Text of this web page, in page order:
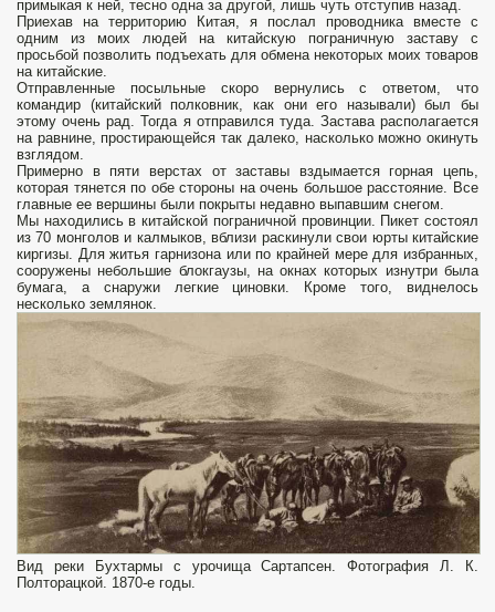
примыкая к ней, тесно одна за другой, лишь чуть отступив назад.
Приехав на территорию Китая, я послал проводника вместе с
одним из моих людей на китайскую пограничную заставу с
просьбой позволить подъехать для обмена некоторых моих товаров
на китайские.
Отправленные посыльные скоро вернулись с ответом, что
командир (китайский полковник, как они его называли) был бы
этому очень рад. Тогда я отправился туда. Застава располагается
на равнине, простирающейся так далеко, насколько можно окинуть
взглядом.
Примерно в пяти верстах от заставы вздымается горная цепь,
которая тянется по обе стороны на очень большое расстояние. Все
главные ее вершины были покрыты недавно выпавшим снегом.
Мы находились в китайской пограничной провинции. Пикет состоял
из 70 монголов и калмыков, вблизи раскинули свои юрты китайские
киргизы. Для житья гарнизона или по крайней мере для избранных,
сооружены небольшие блокгаузы, на окнах которых изнутри была
бумага, а снаружи легкие циновки. Кроме того, виднелось
несколько землянок.
Вид реки Бухтармы с урочища Сартапсен. Фотография Л. К.
Полторацкой. 1870-е годы.